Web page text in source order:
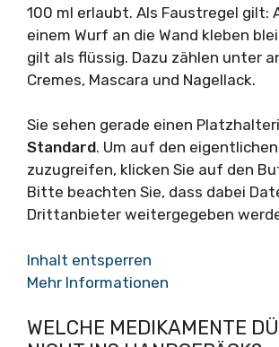
100 ml erlaubt. Als Faustregel gilt:
einem Wurf an die Wand kleben
gilt als flüssig. Dazu zählen unter
Cremes, Mascara und Nagellack.
Sie sehen gerade einen
Standard. Um auf den
zuzugreifen, klicken Sie auf den
Bitte beachten Sie, dass dabei
Drittanbieter weitergegeben
Inhalt entsperren
Mehr Informationen
WELCHE MEDIKAMENTE